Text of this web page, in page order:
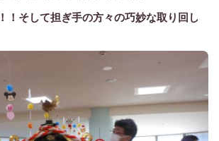
！そして担ぎ手の方々の巧妙な取り回し